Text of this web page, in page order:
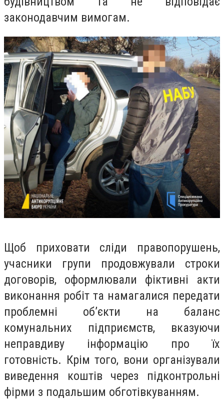
законодавчим вимогам.
Щоб приховати сліди правопорушень,
учасники групи продовжували строки
договорів, оформлювали фіктивні акти
виконання робіт та намагалися передати
проблемні об’єкти на баланс
комунальних підприємств, вказуючи
неправдиву інформацію про їх
готовність. Крім того, вони організували
виведення коштів через підконтрольні
фірми з подальшим обготівкуванням.